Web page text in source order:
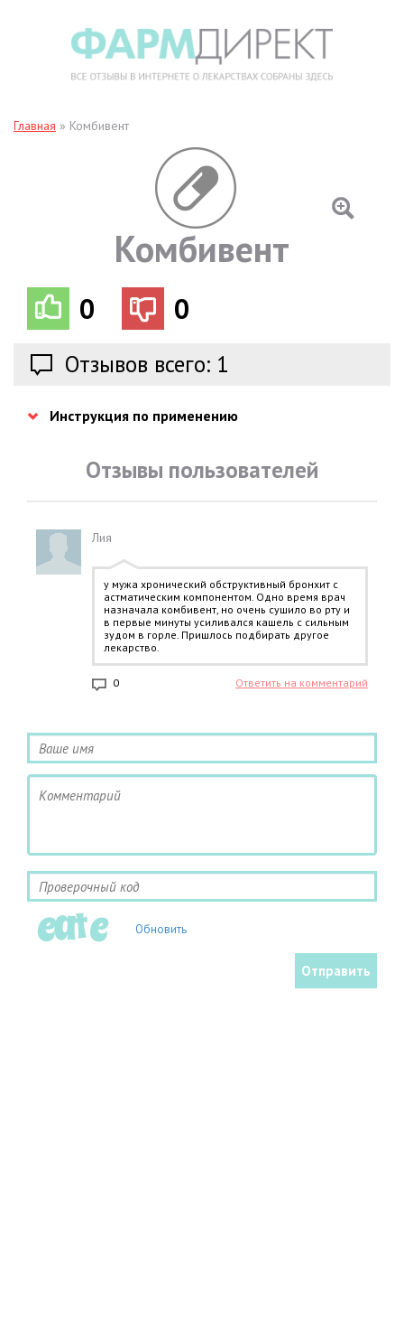
Главная » Комбивент
Комбивент
0 0
Отзывов всего: 1
Инструкция по применению
Отзывы пользователей
Лия
у мужа хронический обструктивный бронхит с
астматическим компонентом. Одно время врач
назначала комбивент, но очень сушило во рту и
в первые минуты усиливался кашель с сильным
зудом в горле. Пришлось подбирать другое
лекарство.
0 Ответить на комментарий
Обновить